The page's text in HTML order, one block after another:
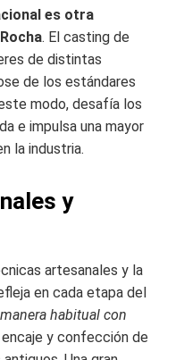
es otra
. El casting de
de distintas
de los estándares
modo, desafía los
e impulsa una mayor
la industria.
y
artesanales y la
en cada etapa del
habitual con
y confección de